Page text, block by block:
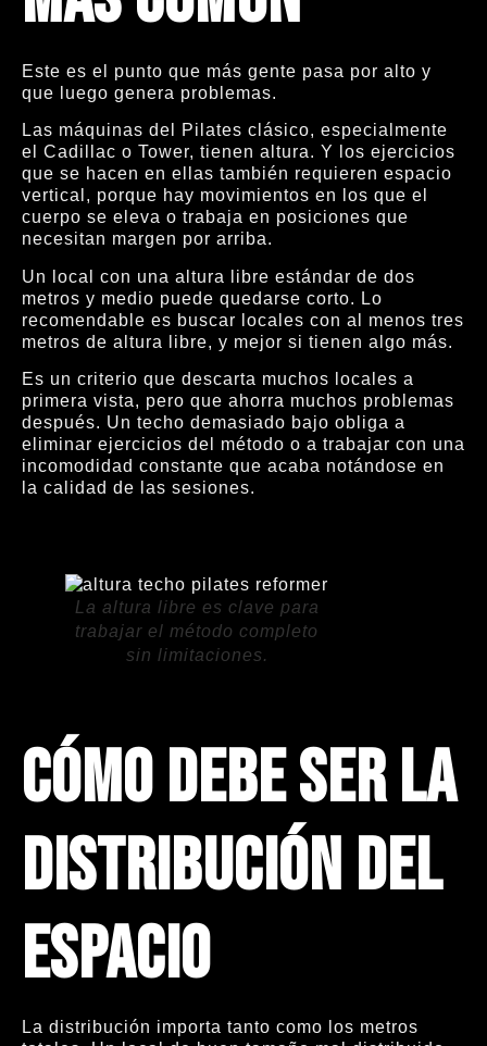
Este es el punto que más gente pasa por alto y
que luego genera problemas.
Las máquinas del Pilates clásico, especialmente
el Cadillac o Tower, tienen altura. Y los ejercicios
que se hacen en ellas también requieren espacio
vertical, porque hay movimientos en los que el
cuerpo se eleva o trabaja en posiciones que
necesitan margen por arriba.
Un local con una altura libre estándar de dos
metros y medio puede quedarse corto. Lo
recomendable es buscar locales con al menos tres
metros de altura libre, y mejor si tienen algo más.
Es un criterio que descarta muchos locales a
primera vista, pero que ahorra muchos problemas
después. Un techo demasiado bajo obliga a
eliminar ejercicios del método o a trabajar con una
incomodidad constante que acaba notándose en
la calidad de las sesiones.
La altura libre es clave para
trabajar el método completo
sin limitaciones.
Cómo debe ser la
distribución del
espacio
La distribución importa tanto como los metros